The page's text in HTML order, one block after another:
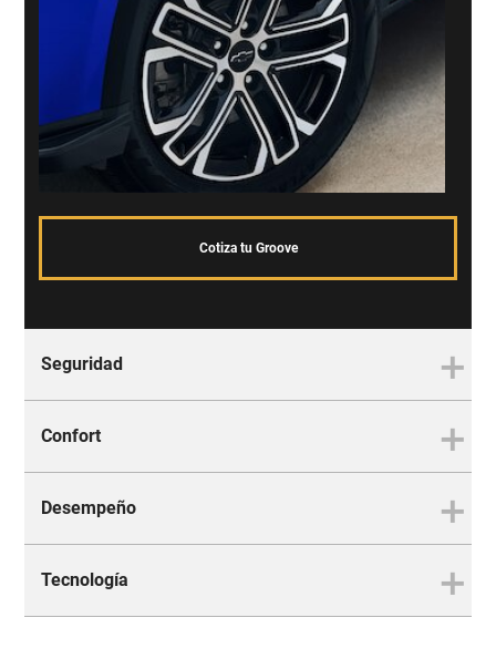
Cotiza tu Groove
Seguridad
La mejor protección para ti y
Confort
Es tan cómodo que no te
Desempeño
El equilibrio perfecto entre
Tecnología